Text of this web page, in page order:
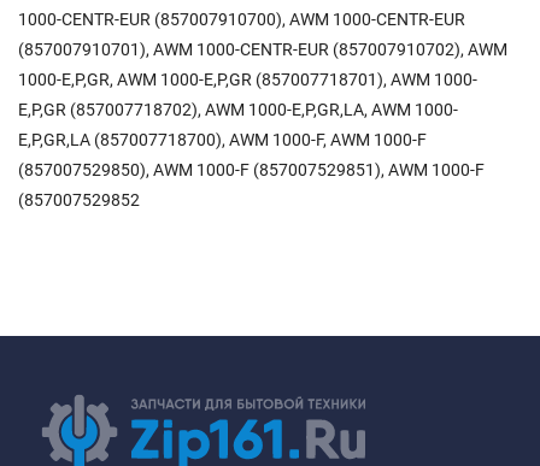
1000-CENTR-EUR (857007910700), AWM 1000-CENTR-EUR
(857007910701), AWM 1000-CENTR-EUR (857007910702), AWM
1000-E,P,GR, AWM 1000-E,P,GR (857007718701), AWM 1000-
E,P,GR (857007718702), AWM 1000-E,P,GR,LA, AWM 1000-
E,P,GR,LA (857007718700), AWM 1000-F, AWM 1000-F
(857007529850), AWM 1000-F (857007529851), AWM 1000-F
(857007529852